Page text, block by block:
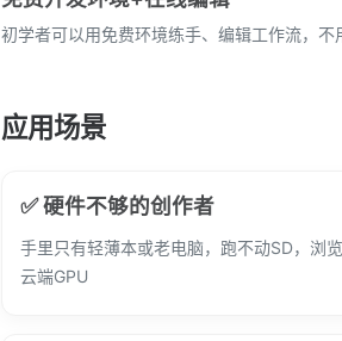
初学者可以用免费环境练手、编辑工作流，不
应用场景
✅ 硬件不够的创作者
手里只有轻薄本或老电脑，跑不动SD，浏
云端GPU